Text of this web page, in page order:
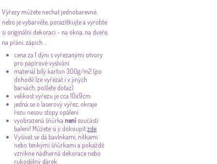
Výřezy můžete nechat jednobarevné,
nebo je vybarvěte, porazítkujte a vyrobte
si originální dekoraci - na okna, na dveře,
na přání, zápich ...
cena za 1 dýni s vyřezanými otvory
pro papírové vyšívání.
materiál bílý karton 300g/m2 (po
dohodě lze vyřezat i v jiných
barvách, pošlete dotaz)
velikost výřezu je cca 10x9cm
jedná se o laserový výřez, okraje
řezu nesou stopy opálení
vyobrazená šňůrkanenísoučástí
balení! Můžete si ji dokoupitzde
Vyšívat se dá bavlnkami, nitkami
nebo tenkými šňůrkami a pokaždé
vznikne nádherná dekorace nebo
rukodělný dárek.